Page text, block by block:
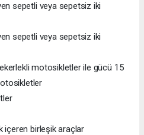
sepetli veya sepetsiz iki
sepetli veya sepetsiz iki
motosikletler ile gücü 15
içeren birleşik araçlar